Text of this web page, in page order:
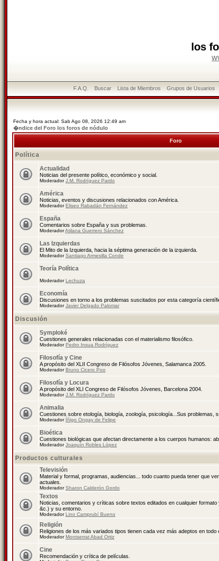
los
F.A.Q. Buscar Lista de Miembros Grupos de Usuarios
Fecha y hora actual: Sab Ago 08, 2026 12:49 am
�ndice del Foro los foros de nódulo
Foro
Política
Actualidad
Noticias del presente político, económico y social.
ModeradorJ.M. Rodríguez Pardo
América
Noticias, eventos y discusiones relacionados con América.
ModeradorEliseo Rabadán Fernández
España
Comentarios sobre España y sus problemas.
ModeradorAtilana Guerrero Sánchez
Las Izquierdas
El Mito de la Izquierda, hacia la séptima generación de la izquierda.
ModeradorSantiago Armesilla Conde
Teoría Política
ModeradorLechuza
Economía
Discusiones en torno a los problemas suscitados por esta categoría
ModeradorJavier Delgado Palomar
Discusión
Symploké
Cuestiones generales relacionadas con el materialismo filosófico.
ModeradorPedro Insua Rodríguez
Filosofía y Cine
A propósito del XLII Congreso de Filósofos Jóvenes, Salamanca 2005.
ModeradorBruno Cicero Poo
Filosofía y Locura
A propósito del XLI Congreso de Filósofos Jóvenes, Barcelona 2004.
ModeradorJ.M. Rodríguez Pardo
Animalia
Cuestiones sobre etología, biología, zoología, psicología...Sus problemas,
Moderador Íñigo Ongay de Felipe
Bioética
Cuestiones biológicas que afectan directamente a los cuerpos humanos:
ModeradorJoaquín Robles López
Productos culturales
Televisión
Material y formal, programas, audiencias... todo cuanto pueda tener que
actuales.
ModeradorSharon Calderón Gordo
Textos
Noticias, comentarios y críticas sobre textos editados en cualquier
&c.) y su entorno.
ModeradorLino Camprubí Bueno
Religión
Religiones de los más variados tipos tienen cada vez más adeptos en todo
ModeradorMontserrat Abad Ortiz
Cine
Recomendación y crítica de películas.